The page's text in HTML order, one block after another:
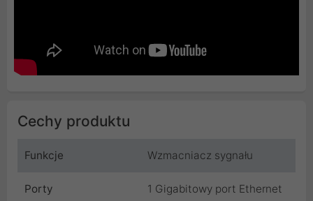
Cechy produktu
Funkcje Wzmacniacz sygnału
Porty 1 Gigabitowy port Ethernet